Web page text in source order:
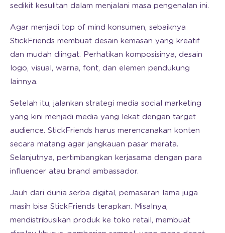
sedikit kesulitan dalam menjalani masa pengenalan ini.
Agar menjadi top of mind konsumen, sebaiknya
StickFriends membuat desain kemasan yang kreatif
dan mudah diingat. Perhatikan komposisinya, desain
logo, visual, warna, font, dan elemen pendukung
lainnya.
Setelah itu, jalankan strategi media social marketing
yang kini menjadi media yang lekat dengan target
audience. StickFriends harus merencanakan konten
secara matang agar jangkauan pasar merata.
Selanjutnya, pertimbangkan kerjasama dengan para
influencer atau brand ambassador.
Jauh dari dunia serba digital, pemasaran lama juga
masih bisa StickFriends terapkan. Misalnya,
mendistribusikan produk ke toko retail, membuat